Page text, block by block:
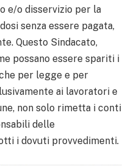
e/o disservizio per la
senza essere pagata,
Questo Sindacato,
possano essere spariti i
per legge e per
ai lavoratori e
non solo rimetta i conti
delle
i dovuti provvedimenti.